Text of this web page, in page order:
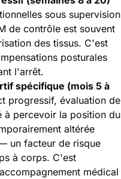
sous supervision
de contrôle est souvent
des tissus. C'est
posturales
l'arrêt.
spécifique (mois 5 à
progressif, évaluation de
à percevoir la position du
altérée
un facteur de risque
à corps. C'est
médical